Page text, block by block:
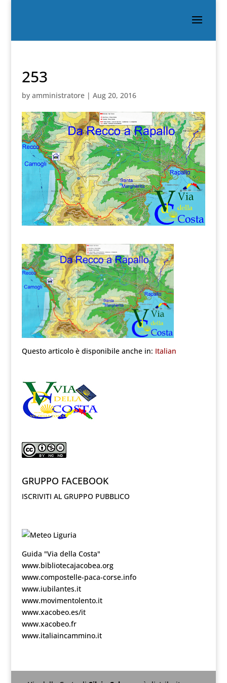
253
by amministratore| Aug 20, 2016
Questo articolo è disponibile anche in: Italian
GRUPPO FACEBOOK
ISCRIVITI AL GRUPPO PUBBLICO
Guida "Via della Costa"
www.bibliotecajacobea.org
www.compostelle-paca-corse.info
www.iubilantes.it
www.movimentolento.it
www.xacobeo.es/it
www.xacobeo.fr
www.italiaincammino.it